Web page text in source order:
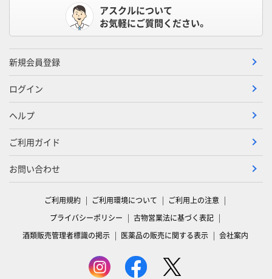
アスクルについて
お気軽にご質問ください。
新規会員登録
ログイン
ヘルプ
ご利用ガイド
お問い合わせ
ご利用規約 ご利用環境について
ご利用上の注意
プライバシーポリシー
古物営業法に基づく表記
酒類販売管理者標識の掲示
医薬品の販売に関する表示 会社案内